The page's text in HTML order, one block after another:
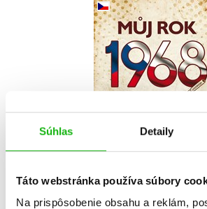
Súhlas Detaily
Táto webstránka používa súbory
Na prispôsobenie obsahu a reklám,
Můj rok 1968
Alena Breuerová
,
Jarmila Frejtichová
Do košíka